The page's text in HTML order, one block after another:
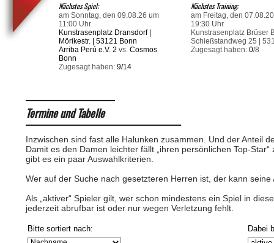
Nächstes Spiel:
am Sonntag, den 09.08.26 um
11:00 Uhr
Kunstrasenplatz Dransdorf |
Mörikestr. | 53121 Bonn
Arriba Perú e.V. 2 vs. Cosmos
Bonn
Zugesagt haben: 9/14
Nächstes Training:
am Freitag, den
19:30 Uhr
Kunstrasenplatz Brüser
Schießstandweg 25 |
Zugesagt haben: 0/8
Termine und Tabelle
Inzwischen sind fast alle Halunken zusammen. Und der Anteil
Damit es den Damen leichter fällt „ihren persönlichen Top-
gibt es ein paar Auswahlkriterien.
Wer auf der Suche nach gesetzteren Herren ist, der kann seine
Als „aktiver“ Spieler gilt, wer schon mindestens ein Spiel in
jederzeit abrufbar ist oder nur wegen Verletzung fehlt.
Bitte sortiert nach: Dabei